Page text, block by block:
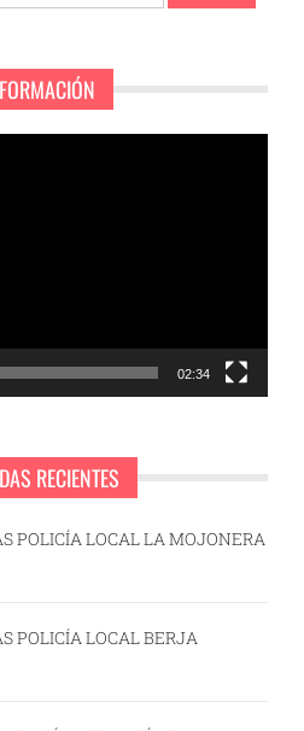
02:34
RECIENTES
POLICÍA LOCAL LA MOJONERA
POLICÍA LOCAL BERJA